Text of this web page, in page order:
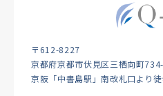
〒612-8227
京都府京都市伏見区三栖向町
京阪「中書島駅」南改札口より